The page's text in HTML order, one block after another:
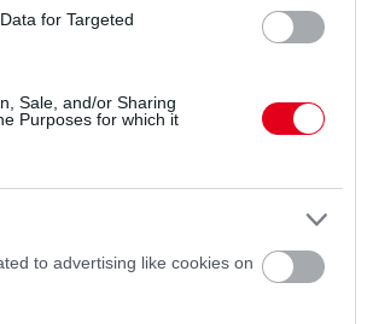
for Targeted
Sale, and/or Sharing
Purposes for which it
to advertising like cookies on
Binotto:
Mattia Binotto
autó egyben